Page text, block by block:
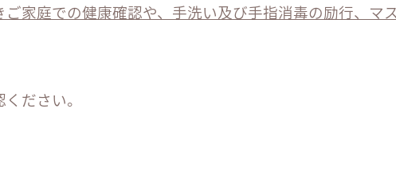
家庭での健康確認や、手洗い及び手指消毒の励行、マ
ださい。